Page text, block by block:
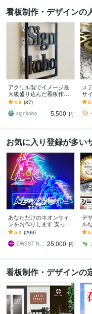
看板制作・デザインの
アクリル製でイメージ最
大級盛り込んだ看板作り
ます あなたのイメージを
投影した室外に設置でき
る看板をお好きな色で
4.8 (87)
signkobo
5,500 円
ス
サ
高
を
お気に入り登録が多い
あなただけのネオンサイ
ンをお作りします 安っぽ
くないワンランク上の法
人向けLEDネオンサイン
5.0 (299)
EWEST NeonsignTokyo 25,000 円
デ
ル
す
等
タ
看板制作・デザインの